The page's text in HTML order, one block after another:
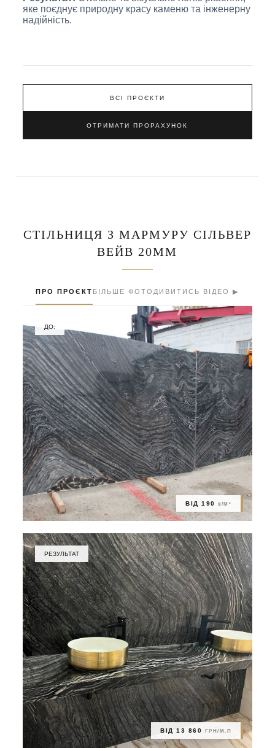
яке поєднує природну красу каменю та інженерну
надійність.
ВСІ ПРОЄКТИ
ОТРИМАТИ ПРОРАХУНОК
СТІЛЬНИЦЯ З МАРМУРУ СІЛЬВЕР
ВЕЙВ 20ММ
ПРО ПРОЄКТ БІЛЬШЕ ФОТО ДИВИТИСЬ ВІДЕО ▶
ДО:
ВІД 190$/М²
РЕЗУЛЬТАТ
ВІД 13 860 ГРН/М.П